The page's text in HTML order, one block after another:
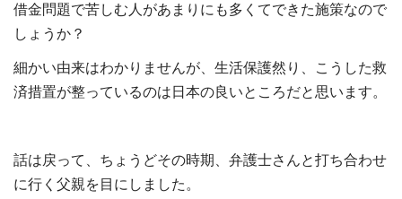
借金問題で苦しむ人があまりにも多くてできた施策なので
しょうか？
細かい由来はわかりませんが、生活保護然り、こうした救
済措置が整っているのは日本の良いところだと思います。
話は戻って、ちょうどその時期、弁護士さんと打ち合わせ
に行く父親を目にしました。